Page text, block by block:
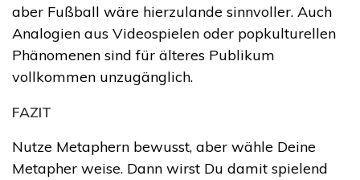
aber Fußball wäre hierzulande sinnvoller. Auch
Analogien aus Videospielen oder popkulturellen
Phänomenen sind für älteres Publikum
vollkommen unzugänglich.
FAZIT
Nutze Metaphern bewusst, aber wähle Deine
Metapher weise. Dann wirst Du damit spielend